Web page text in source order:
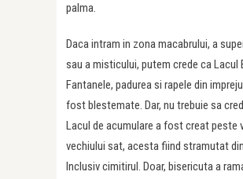
palma.
Daca intram in zona macabrului, a
sau a misticului, putem crede ca Lacul
Fantanele, padurea si rapele din
fost blestemate. Dar, nu trebuie sa
Lacul de acumulare a fost creat peste
vechiului sat, acesta fiind stramutat
Inclusiv cimitirul. Doar, bisericuta a